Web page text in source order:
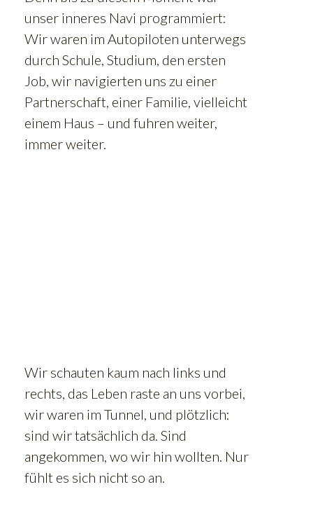
unser inneres Navi programmiert:
Wir waren im Autopiloten unterwegs
durch Schule, Studium, den ersten
Job, wir navigierten uns zu einer
Partnerschaft, einer Familie, vielleicht
einem Haus – und fuhren weiter,
immer weiter.
Wir schauten kaum nach links und
rechts, das Leben raste an uns vorbei,
wir waren im Tunnel, und plötzlich:
sind wir tatsächlich da. Sind
angekommen, wo wir hin wollten. Nur
fühlt es sich nicht so an.